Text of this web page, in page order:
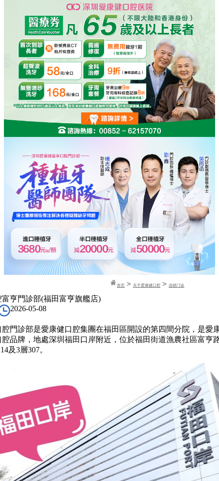
首页 >关于爱康健口腔 >连锁门诊
亨門診部(福田富亨旗艦店)
2026-05-08
診部是愛康健口腔集團在福田區開設的第四間分院，是愛
品牌，地處深圳福田口岸附近，位於福田街道漁農社區富亨
及3層307。